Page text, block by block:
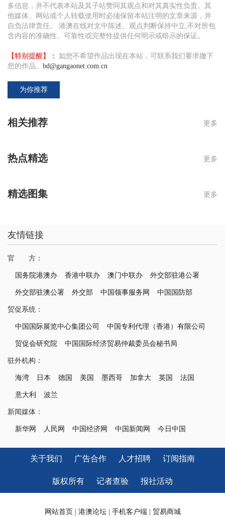
多信息，并不代表本站及其子站赞同其观点和对其真实性负责。其
他媒体、网站或个人转载使用时必须保留本站注明的文章来源，并
自负法律责任。 港澳在线对文中陈述、观点判断保持中立,不对所包
含内容的准确性、可靠性或完整性提供任何明示或暗示的保证。
【特别提醒】：
如您不希望作品出现在本站，可联系我们要求撤下
您的作品。 bd@gangaonet.com.cn
为你推荐
相关推荐 更多
热点精选 更多
精选图集 更多
友情链接
官 方：
国务院港澳办 香港中联办 澳门中联办 外交部驻港公署
外交部驻澳公署 外交部 中国领事服务网 中国国防部
贸促系统：
中国国际展览中心集团公司 中国专利代理（香港）有限公司
贸促会研究院 中国国际经济贸易仲裁委员会秘书局
驻外机构：
海湾 日本 德国 美国 墨西哥 加拿大 英国 法国
意大利 波兰
新闻媒体：
新华网 人民网 中国经济网 中国新闻网 今日中国
关于我们 广告合作 人才招聘 订阅指南
版权所有 记者查验 报社活动
网站首页 港澳论坛| 手机客户端| 贸易商城